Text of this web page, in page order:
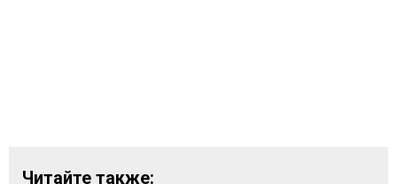
Читайте также: